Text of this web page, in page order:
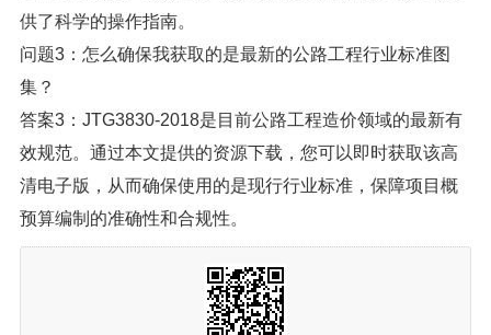
供了科学的操作指南。
问题3：怎么确保我获取的是最新的公路工程行业标准图
集？
答案3：JTG3830-2018是目前公路工程造价领域的最新有
效规范。通过本文提供的资源下载，您可以即时获取该高
清电子版，从而确保使用的是现行行业标准，保障项目概
预算编制的准确性和合规性。